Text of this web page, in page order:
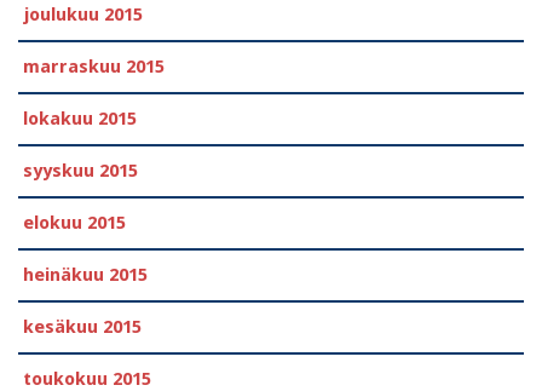
joulukuu 2015
marraskuu 2015
lokakuu 2015
syyskuu 2015
elokuu 2015
heinäkuu 2015
kesäkuu 2015
toukokuu 2015